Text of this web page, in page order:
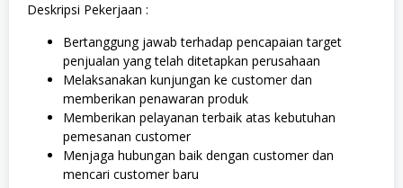
Deskripsi Pekerjaan :
Bertanggung jawab terhadap pencapaian target
penjualan yang telah ditetapkan perusahaan
Melaksanakan kunjungan ke customer dan
memberikan penawaran produk
Memberikan pelayanan terbaik atas kebutuhan
pemesanan customer
Menjaga hubungan baik dengan customer dan
mencari customer baru